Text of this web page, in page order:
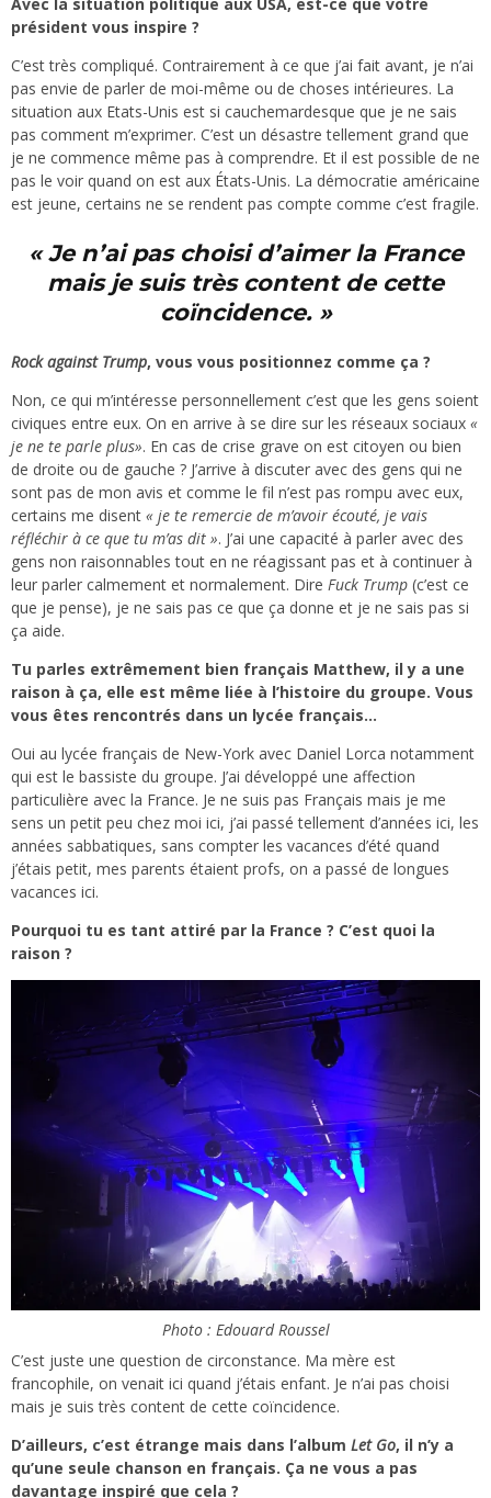
Avec la situation politique aux USA, est-ce que votre
président vous inspire ?
C’est très compliqué. Contrairement à ce que j’ai fait avant, je n’ai
pas envie de parler de moi-même ou de choses intérieures. La
situation aux Etats-Unis est si cauchemardesque que je ne sais
pas comment m’exprimer. C’est un désastre tellement grand que
je ne commence même pas à comprendre. Et il est possible de ne
pas le voir quand on est aux États-Unis. La démocratie américaine
est jeune, certains ne se rendent pas compte comme c’est fragile.
« Je n’ai pas choisi d’aimer la France
mais je suis très content de cette
coïncidence. »
Rock against Trump, vous vous positionnez comme ça ?
Non, ce qui m’intéresse personnellement c’est que les gens soient
civiques entre eux. On en arrive à se dire sur les réseaux sociaux «
je ne te parle plus». En cas de crise grave on est citoyen ou bien
de droite ou de gauche ? J’arrive à discuter avec des gens qui ne
sont pas de mon avis et comme le fil n’est pas rompu avec eux,
certains me disent « je te remercie de m’avoir écouté, je vais
réfléchir à ce que tu m’as dit ». J’ai une capacité à parler avec des
gens non raisonnables tout en ne réagissant pas et à continuer à
leur parler calmement et normalement. Dire Fuck Trump (c’est ce
que je pense), je ne sais pas ce que ça donne et je ne sais pas si
ça aide.
Tu parles extrêmement bien français Matthew, il y a une
raison à ça, elle est même liée à l’histoire du groupe. Vous
vous êtes rencontrés dans un lycée français…
Oui au lycée français de New-York avec Daniel Lorca notamment
qui est le bassiste du groupe. J’ai développé une affection
particulière avec la France. Je ne suis pas Français mais je me
sens un petit peu chez moi ici, j’ai passé tellement d’années ici, les
années sabbatiques, sans compter les vacances d’été quand
j’étais petit, mes parents étaient profs, on a passé de longues
vacances ici.
Pourquoi tu es tant attiré par la France ? C’est quoi la
raison ?
Photo : Edouard Roussel
C’est juste une question de circonstance. Ma mère est
francophile, on venait ici quand j’étais enfant. Je n’ai pas choisi
mais je suis très content de cette coïncidence.
D’ailleurs, c’est étrange mais dans l’album Let Go, il n’y a
qu’une seule chanson en français. Ça ne vous a pas
davantage inspiré que cela ?